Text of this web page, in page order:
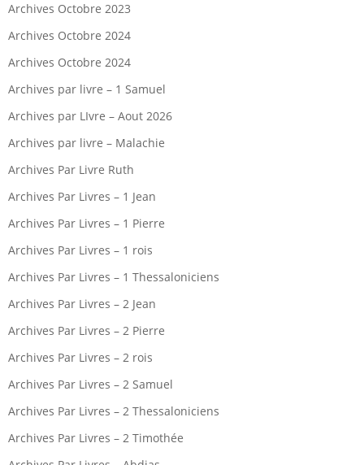
Archives Octobre 2023
Archives Octobre 2024
Archives Octobre 2024
Archives par livre – 1 Samuel
Archives par LIvre – Aout 2026
Archives par livre – Malachie
Archives Par Livre Ruth
Archives Par Livres – 1 Jean
Archives Par Livres – 1 Pierre
Archives Par Livres – 1 rois
Archives Par Livres – 1 Thessaloniciens
Archives Par Livres – 2 Jean
Archives Par Livres – 2 Pierre
Archives Par Livres – 2 rois
Archives Par Livres – 2 Samuel
Archives Par Livres – 2 Thessaloniciens
Archives Par Livres – 2 Timothée